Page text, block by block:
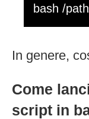
bash /
In genere,
Come
script in